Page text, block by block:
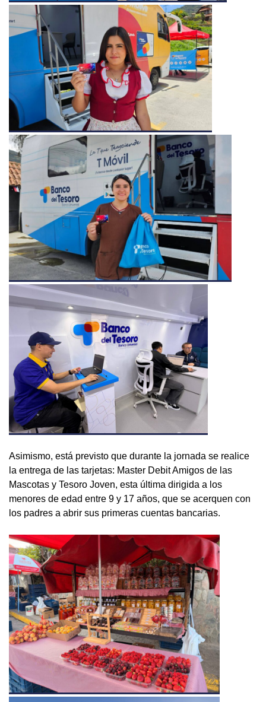
Asimismo, está previsto que durante la jornada se realice
la entrega de las tarjetas: Master Debit Amigos de las
Mascotas y Tesoro Joven, esta última dirigida a los
menores de edad entre 9 y 17 años, que se acerquen con
los padres a abrir sus primeras cuentas bancarias.